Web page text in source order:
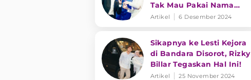
Tak Mau Pakai Nama
Leslar di Anak Kedua
Artikel 6 Desember 2024
Sikapnya ke Lesti Kejora
di Bandara Disorot, Rizky
Billar Tegaskan Hal Ini!
Artikel 25 November 2024